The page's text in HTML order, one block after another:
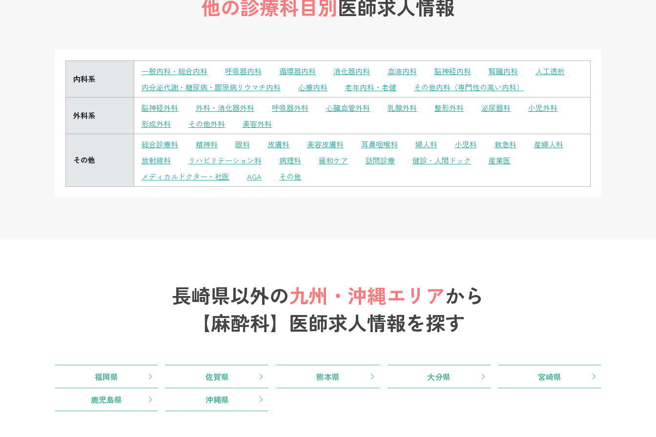
他の診療科目別 医師求人情報
内科系
一般内科・総合内科 呼吸器内科 循環器内科 消化器内科 血液内科 脳神経内科 腎臓内科
人工透析
内分泌代謝・糖尿病・膠原病リウマチ内科
心療内科 老年内科・老健 その他内科（専門性の高い内科）
外科系
脳神経外科 外科・消化器外科 呼吸器外科 心臓血管外科 乳腺外科 整形外科 泌尿器科
小児外科
形成外科
その他外科 美容外科
その他
総合診療科 精神科 眼科 皮膚科 美容皮膚科 耳鼻咽喉科 婦人科 小児科 救急科
産婦人科
放射線科
リハビリテーション科 病理科 緩和ケア 訪問診療 健診・人間ドック
産業医
メディカルドクター・社医
AGA その他
長崎県以外の九州・沖縄エリアから
【麻酔科】医師求人情報を探す
福岡県 佐賀県 熊本県 大分県
宮崎県
鹿児島県
沖縄県